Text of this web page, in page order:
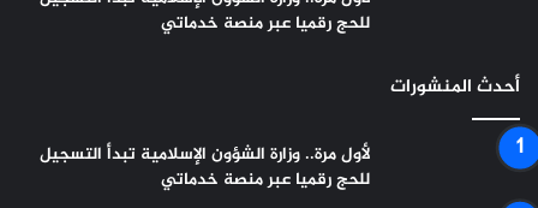
للحج رقميا عبر منصة خدماتي
أحدث المنشورات
لأول مرة.. وزارة الشؤون الإسلامية تبدأ التسجيل
للحج رقميا عبر منصة خدماتي